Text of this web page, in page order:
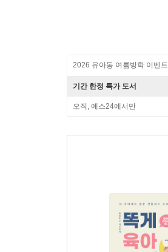
2026 유아동 여름방학 이벤트
기간 한정 특가 도서
오직, 예스24에서만